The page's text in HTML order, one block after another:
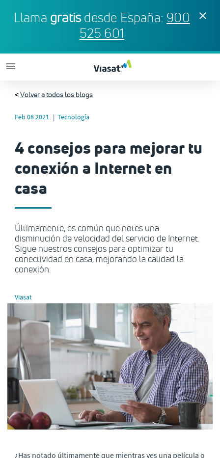
Llama gratisdesde España: 900
525 601
clear
menu
<Volver a todos los blogs
Feb 08 2021 Tecnología
4 consejos para mejorar tu
conexión a Internet en
casa
Últimamente, es común que notes una
disminución de velocidad del servicio de Internet.
Sigue nuestros consejos para optimizar tu
conectividad en casa, mejorando la calidad la
conexión.
Viasat
¿Has notado últimamente que mientras ves una película o